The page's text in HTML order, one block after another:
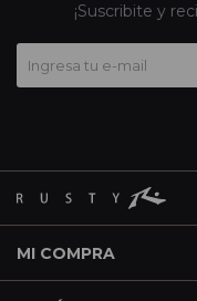
MI COMPRA
¡Suscribite y